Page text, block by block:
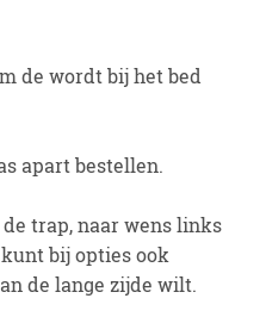
de wordt bij het bed
apart bestellen.
trap, naar wens links
bij opties ook
de lange zijde wilt.